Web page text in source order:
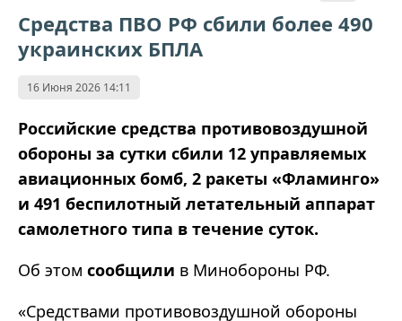
Средства ПВО РФ сбили более 490
украинских БПЛА
16 Июня 2026 14:11
Российские средства противовоздушной
обороны за сутки сбили 12 управляемых
авиационных бомб, 2 ракеты «Фламинго»
и 491 беспилотный летательный аппарат
самолетного типа в течение суток.
Об этом сообщили в Минобороны РФ.
«Средствами противовоздушной обороны